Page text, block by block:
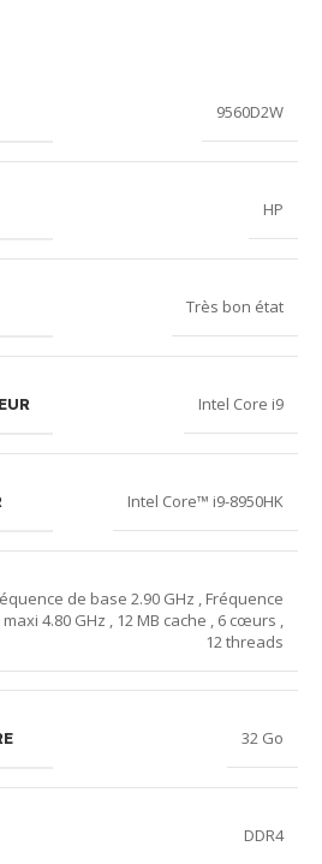
9560D2W
HP
Très bon état
Intel Core i9
Intel Core™ i9-8950HK
de base 2.90 GHz , Fréquence
4.80 GHz , 12 MB cache , 6 cœurs ,
12 threads
32 Go
DDR4